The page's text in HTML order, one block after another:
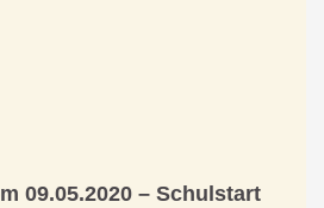
09.05.2020 – Schulstart